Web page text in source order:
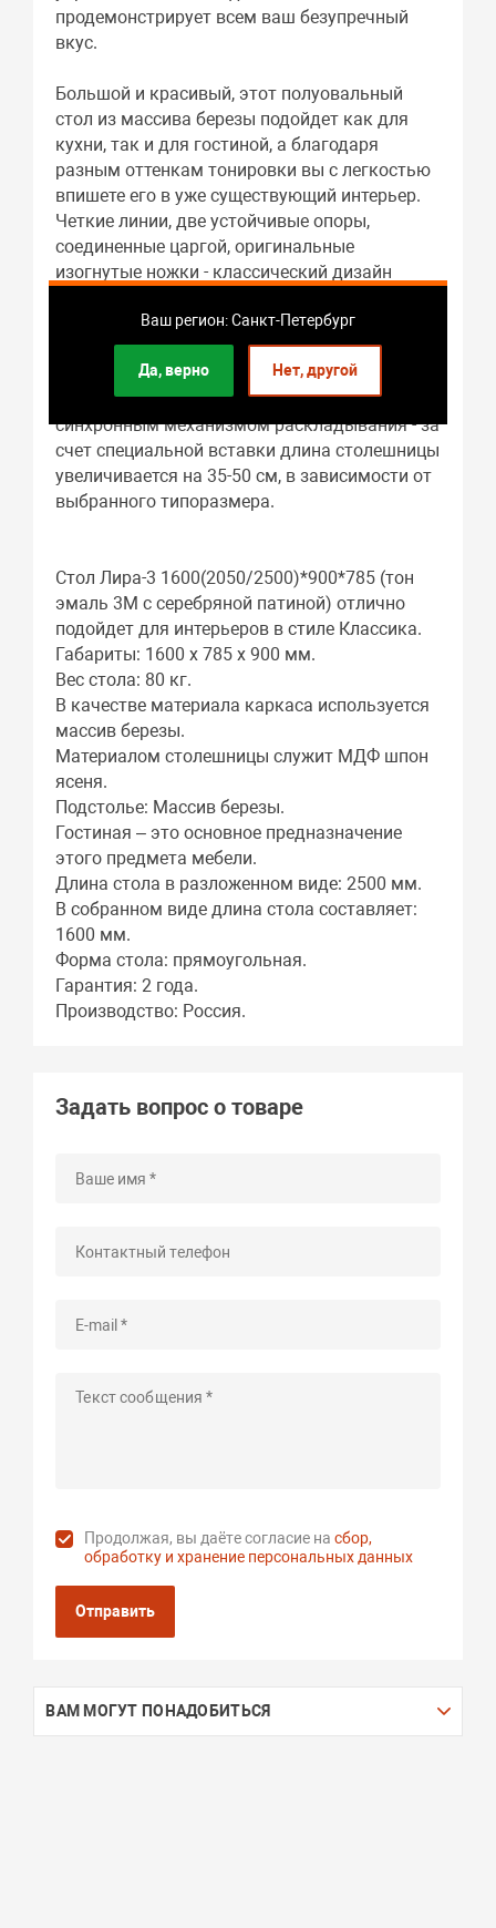
Ваш регион: Санкт-Петербург
Да, верно Нет, другой
продемонстрирует всем ваш безупречный
вкус.
Большой и красивый, этот полуовальный
стол из массива березы подойдет как для
кухни, так и для гостиной, а благодаря
разным оттенкам тонировки вы с легкостью
впишете его в уже существующий интерьер.
Четкие линии, две устойчивые опоры,
соединенные царгой, оригинальные
изогнутые ножки - классический дизайн
надежность натурального дерева позволит
столу даже через много лет интенсивной
эксплуатации сохранить идеальный внешний
вид. Помимо этого стол оснащен
синхронным механизмом раскладывания - за
счет специальной вставки длина столешницы
увеличивается на 35-50 см, в зависимости от
выбранного типоразмера.
Стол Лира-3 1600(2050/2500)*900*785 (тон
эмаль 3М с серебряной патиной) отлично
подойдет для интерьеров в стиле Классика.
Габариты: 1600 x 785 x 900 мм.
Вес стола: 80 кг.
В качестве материала каркаса используется
массив березы.
Материалом столешницы служит МДФ шпон
ясеня.
Подстолье: Массив березы.
Гостиная – это основное предназначение
этого предмета мебели.
Длина стола в разложенном виде: 2500 мм.
В собранном виде длина стола составляет:
1600 мм.
Форма стола: прямоугольная.
Гарантия: 2 года.
Производство: Россия.
Задать вопрос о товаре
Продолжая, вы даёте согласие насбор,
обработку и хранение персональных данных
Отправить
ВАМ МОГУТ ПОНАДОБИТЬСЯ